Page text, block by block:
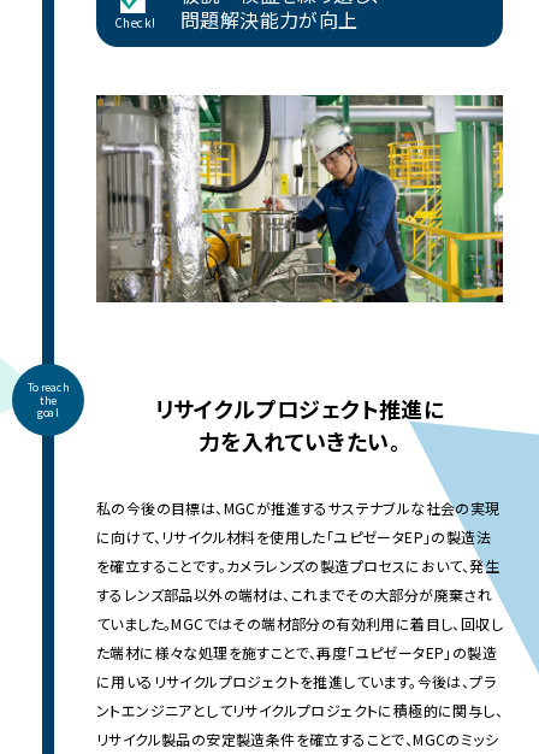
Check!
問題解決能力が向上
To reach
the
goal
リサイクルプロジェクト推進に
力を入れていきたい。
私の今後の目標は、MGCが推進するサステナブルな社会の実現
に向けて、リサイクル材料を使用した「ユピゼータEP」の製造法
を確立することです。カメラレンズの製造プロセスにおいて、発生
するレンズ部品以外の端材は、これまでその大部分が廃棄され
ていました。MGCではその端材部分の有効利用に着目し、回収し
た端材に様々な処理を施すことで、再度「ユピゼータEP」の製造
に用いるリサイクルプロジェクトを推進しています。今後は、プラ
ントエンジニアとしてリサイクルプロジェクトに積極的に関与し、
リサイクル製品の安定製造条件を確立することで、MGCのミッシ